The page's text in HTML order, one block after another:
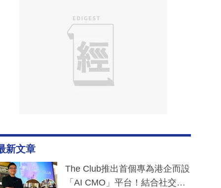
新文章
The Club推出首個專為港企而設
「AI CMO」平台！結合社交聆